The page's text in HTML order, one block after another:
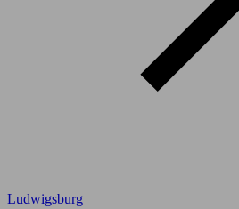
Ludwigsburg